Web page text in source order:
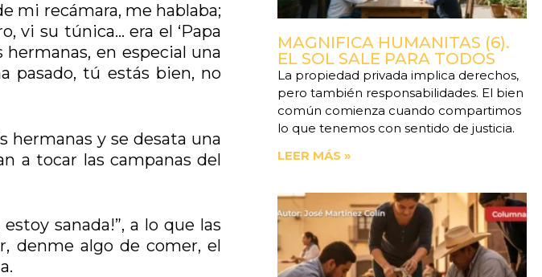
mi recámara, me hablaba;
vi su túnica… era el ‘Papa
hermanas, en especial una
pasado, tú estás bien, no
hermanas y se desata una
a tocar las campanas del
sanada!”, a lo que las
denme algo de comer, el
MAGNIFICA HUMANITAS (6).
EL SOL SALE PARA TODOS
La propiedad privada implica derechos,
pero también responsabilidades. El bien
común comienza cuando compartimos
lo que tenemos con sentido de justicia.
LEER MÁS »